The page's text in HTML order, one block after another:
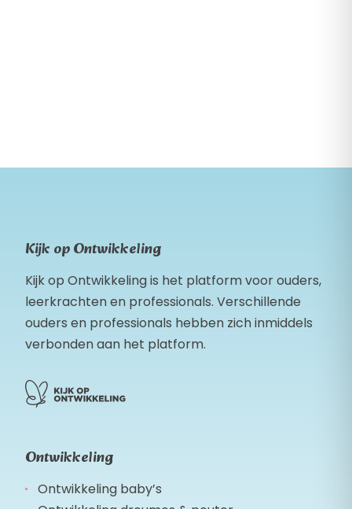
Kijk op Ontwikkeling
Kijk op Ontwikkeling is het platform voor ouders,
leerkrachten en professionals. Verschillende
ouders en professionals hebben zich inmiddels
verbonden aan het platform.
Ontwikkeling
Ontwikkeling baby’s